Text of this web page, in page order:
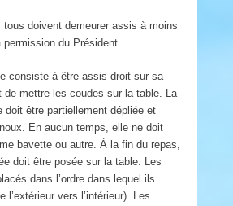
tous doivent demeurer assis à moins
permission du Président.
consiste à être assis droit sur sa
de mettre les coudes sur la table. La
doit être partiellement dépliée et
En aucun temps, elle ne doit
bavette ou autre. À la fin du repas,
doit être posée sur la table. Les
dans l’ordre dans lequel ils
l’extérieur vers l’intérieur). Les